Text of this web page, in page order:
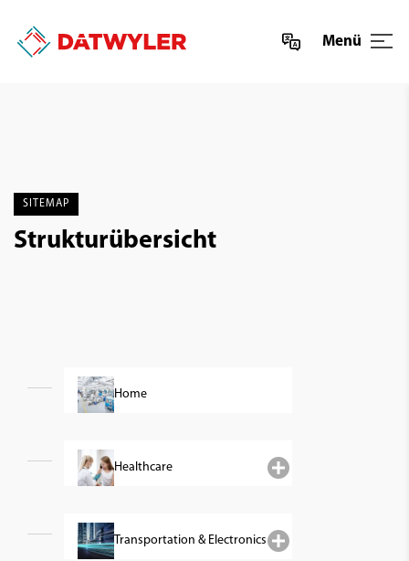
Menü
SITEMAP
Strukturübersicht
Home
Healthcare
Transportation & Electronics